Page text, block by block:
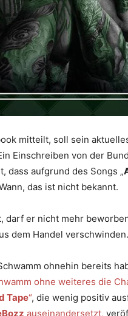
mitteilt, soll sein
Einschreiben von der
dass aufgrund des Songs „
das ist nicht bekannt.
darf er nicht mehr
dem Handel verschwinden.
ohnehin bereits
ohne weiteres die
Tape“, die wenig positiv
auseinandersetzt,